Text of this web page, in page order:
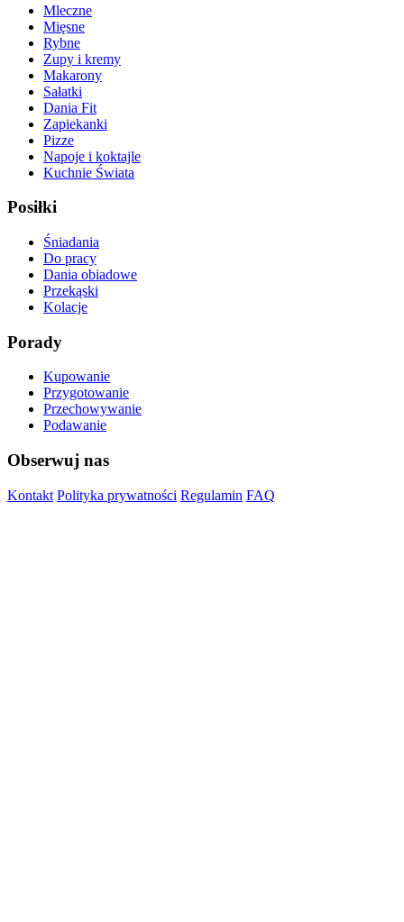
Mleczne
Mięsne
Rybne
Zupy i kremy
Makarony
Sałatki
Dania Fit
Zapiekanki
Pizze
Napoje i koktajle
Kuchnie Świata
Posiłki
Śniadania
Do pracy
Dania obiadowe
Przekąski
Kolacje
Porady
Kupowanie
Przygotowanie
Przechowywanie
Podawanie
Obserwuj nas
Kontakt Polityka prywatności Regulamin FAQ